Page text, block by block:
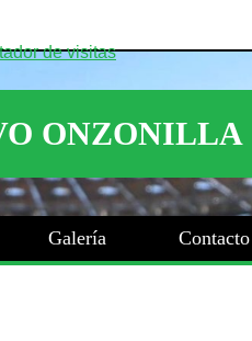
Galería Contacto